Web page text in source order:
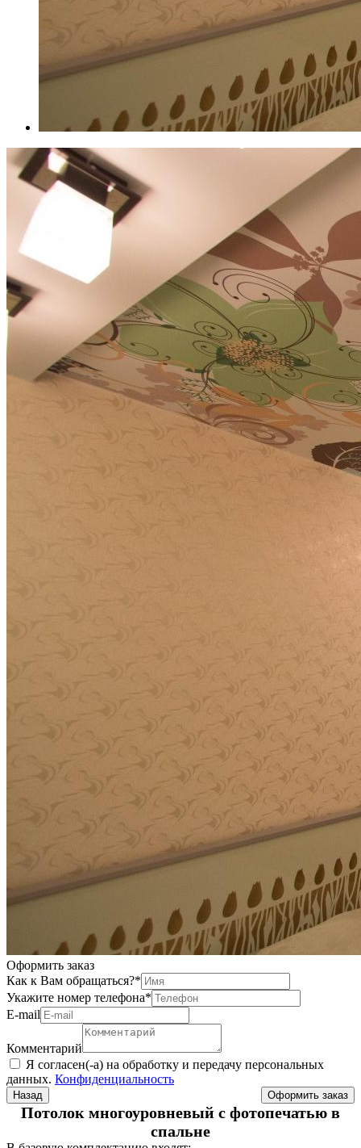
Оформить заказ
Как к Вам обращаться?*
Укажите номер телефона*
Е-mail
Комментарий
Я согласен(-а) на обработку и передачу персональных
данных. Конфиденциальность
Назад
Потолок многоуровневый с фотопечатью в
спальне